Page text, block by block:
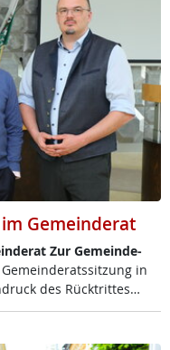
Gemeinderat
Zur Ge­mein­de­
in
des Rück­trit­tes…